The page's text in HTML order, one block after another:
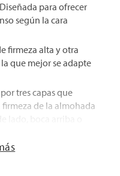
Diseñada para ofrecer
según la cara
firmeza alta y otra
que mejor se adapte
tres capas que
de la almohada
lado, boca arriba o
se adapta